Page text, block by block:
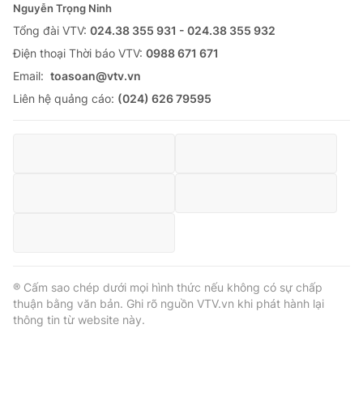
Nguyễn Trọng Ninh
Tổng đài VTV: 024.38 355 931 - 024.38 355 932
Ðiện thoại Thời báo VTV: 0988 671 671
Email: toasoan@vtv.vn
Liên hệ quảng cáo: (024) 626 79595
® Cấm sao chép dưới mọi hình thức nếu không có sự chấp
thuận bằng văn bản. Ghi rõ nguồn VTV.vn khi phát hành lại
thông tin từ website này.